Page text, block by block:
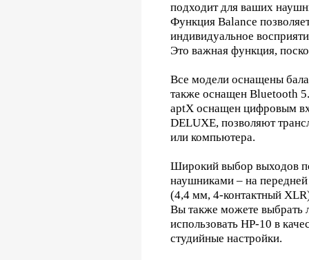
подходит для ваших
Функция Balance
индивидуальное
Это важная функция,
Все модели оснащены
также оснащен Bluetooth
aptX оснащен цифровым
DELUXE, позволяют
или компьютера.
Широкий выбор выходов
наушниками – на
(4,4 мм, 4-контактный
Вы также можете выбрать
использовать HP-10 в
студийные настройки.